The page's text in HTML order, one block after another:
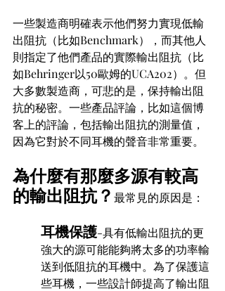
一些製造商明確表示他們努力實現低輸
出阻抗（比如Benchmark），而其他人
則指定了他們產品的實際輸出阻抗（比
如Behringer以50歐姆的UCA202）。但
大多數製造商，可悲的是，保持輸出阻
抗的秘密。一些產品評論，比如這個博
客上的評論，包括輸出阻抗的測量值，
因為它對於不同耳機的聲音非常重要。
為什麼有那麼多源有較高
的輸出阻抗？ 最常見的原因是：
耳機保護-具有低輸出阻抗的更
強大的源可能能夠將太多的功率輸
送到低阻抗的耳機中。為了保護這
些耳機，一些設計師提高了輸出阻